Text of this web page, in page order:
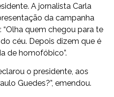
A jornalista Carla
da campanha
“Olha quem chegou para te
céu. Depois dizem que é
de homofóbico”.
o presidente, aos
Guedes?”, emendou.